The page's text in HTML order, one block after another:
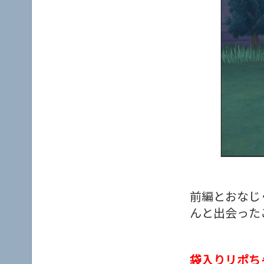
前編とおな
んと出会っ
袋入りリポ